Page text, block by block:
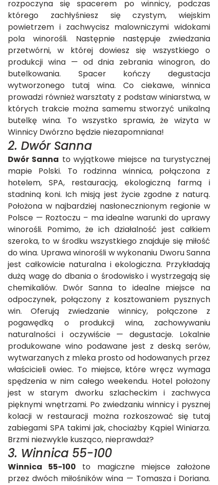
rozpoczyna się spacerem po winnicy, podczas
którego zachłyśniesz się czystym, wiejskim
powietrzem i zachwycisz malowniczymi widokami
pola winorośli. Następnie następuje zwiedzania
przetwórni, w której dowiesz się wszystkiego o
produkcji wina — od dnia zebrania winogron, do
butelkowania. Spacer kończy degustacja
wytworzonego tutaj wina. Co ciekawe, winnica
prowadzi również warsztaty z podstaw winiarstwa, w
których trakcie można samemu stworzyć unikalną
butelkę wina. To wszystko sprawia, że wizyta w
Winnicy Dwórzno będzie niezapomniana!
2. Dwór Sanna
Dwór Sanna to wyjątkowe miejsce na turystycznej
mapie Polski. To rodzinna winnica, połączona z
hotelem, SPA, restauracją, ekologiczną farmą i
stadniną koni. Ich misją jest życie zgodne z naturą.
Położona w najbardziej nasłonecznionym regionie w
Polsce — Roztoczu – ma idealne warunki do uprawy
winorośli. Pomimo, że ich działalność jest całkiem
szeroka, to w środku wszystkiego znajduje się miłość
do wina. Uprawa winorośli w wykonaniu Dworu Sanna
jest całkowicie naturalna i ekologiczna. Przykładają
dużą wagę do dbania o środowisko i wystrzegają się
chemikaliów. Dwór Sanna to idealne miejsce na
odpoczynek, połączony z kosztowaniem pysznych
win. Oferują zwiedzanie winnicy, połączone z
pogawędką o produkcji wina, zachowywaniu
naturalności i oczywiście — degustacje. Lokalnie
produkowane wino podawane jest z deską serów,
wytwarzanych z mleka prosto od hodowanych przez
właścicieli owiec. To miejsce, które wręcz wymaga
spędzenia w nim całego weekendu. Hotel położony
jest w starym dworku szlacheckim i zachwyca
pięknymi wnętrzami. Po zwiedzaniu winnicy i pysznej
kolacji w restauracji można rozkoszować się tutaj
zabiegami SPA takimi jak, chociażby Kąpiel Winiarza.
Brzmi niezwykle kusząco, nieprawdaż?
3. Winnica 55-100
Winnica 55-100 to magiczne miejsce założone
przez dwóch miłośników wina — Tomasza i Doriana.